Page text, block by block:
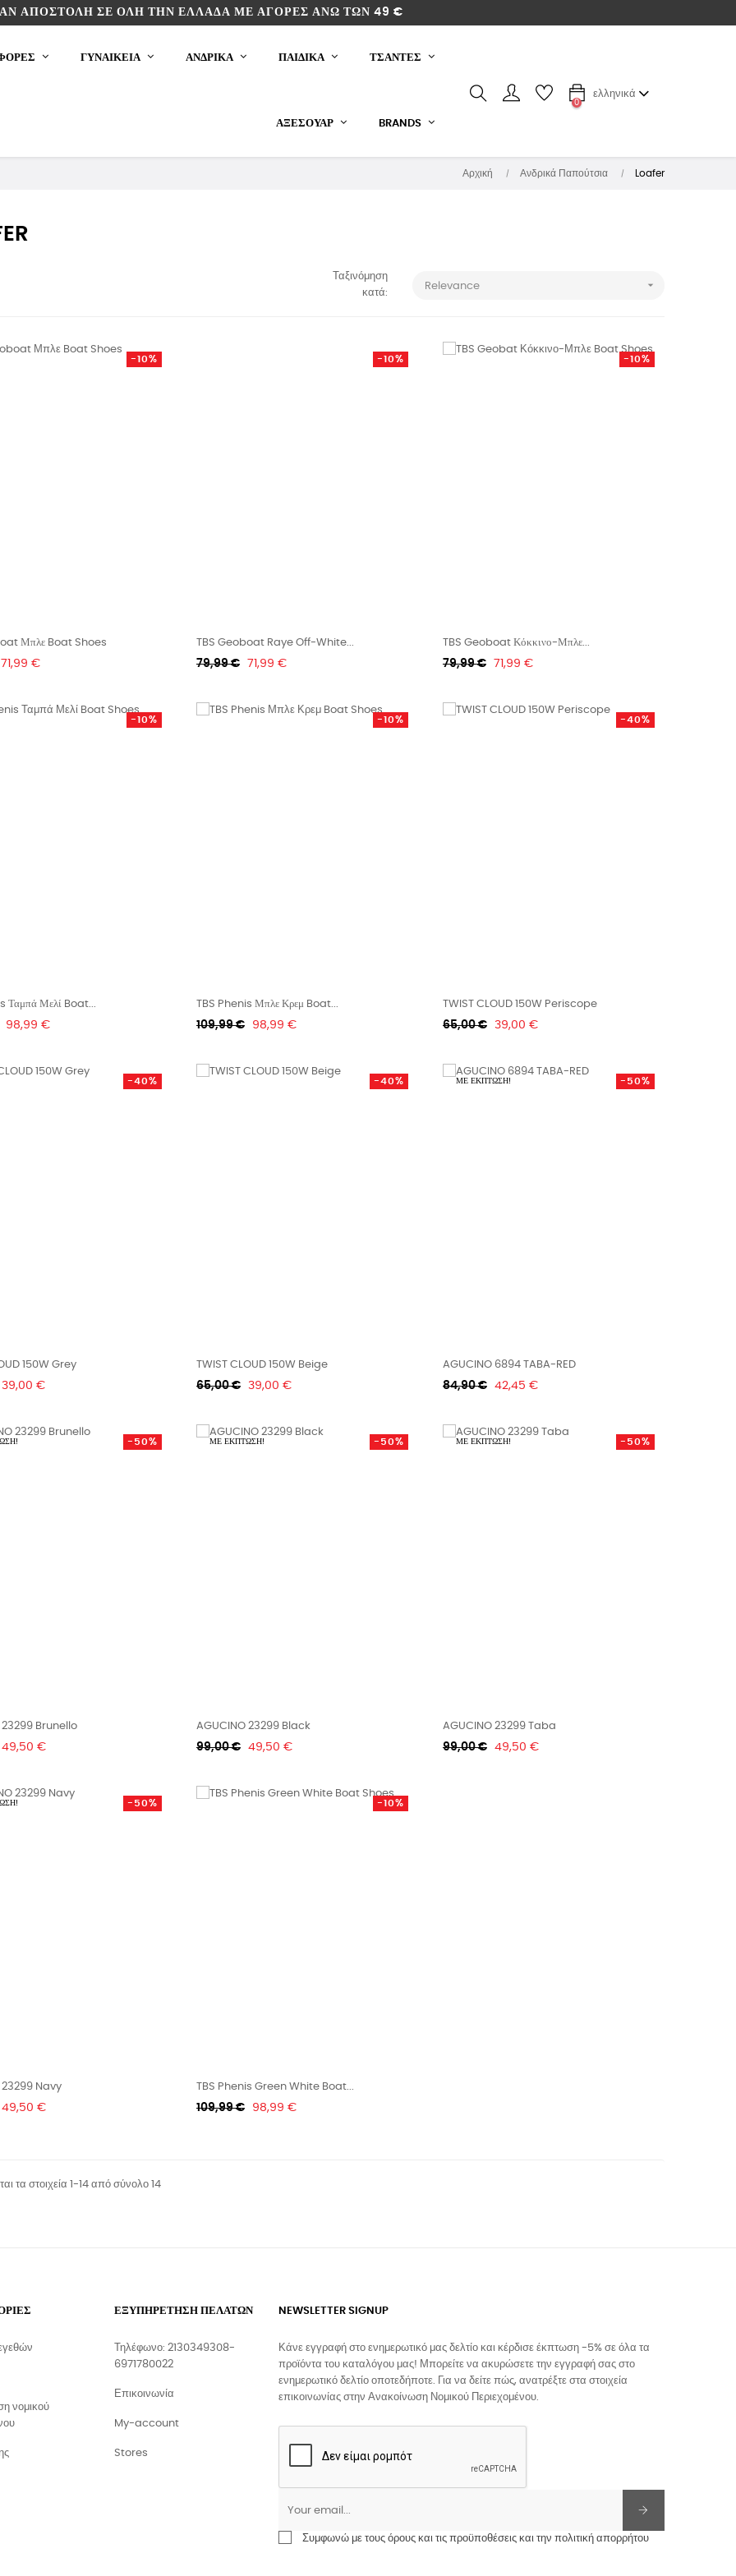
ΑΠΟΣΤΟΛΉ ΣΕ ΌΛΗ ΤΗΝ ΕΛΛΆΔΑ ΜΕ ΑΓΟΡΈΣ ΆΝΩ ΤΩΝ 49 €
ΓΥΝΑΙΚΕΙΑ ΑΝΔΡΙΚΑ ΠΑΙΔΙΚΆ ΤΣΑΝΤΕΣ
ΑΞΕΣΟΥΆΡ BRANDS
0
ελληνικά
Αρχική Ανδρικά Παπούτσια Loafer
Ταξινόμηση
κατά:
Relevance 
Μπλε Boat Shoes
-10%
Τιμή
71,99 €
TBS Geoboat Raye Off-White...
Κανονική
79,99 €
-10%
Τιμή
71,99 €
TBS Geoboat Κόκκινο-Μπλε...
Κανονική
79,99 €
-10%
Τιμή
71,99 €
Ταμπά Μελί Boat...
-10%
Τιμή
98,99 €
TBS Phenis Μπλε Κρεμ Boat...
Κανονική
109,99 €
-10%
Τιμή
98,99 €
TWIST CLOUD 150W Periscope
Κανονική
65,00 €
-40%
Τιμή
39,00 €
150W Grey
-40%
Τιμή
39,00 €
TWIST CLOUD 150W Beige
Κανονική
65,00 €
-40%
Τιμή
39,00 €
ΜΕ ΈΚΠΤΩΣΗ!
AGUCINO 6894 TABA-RED
Κανονική
84,90 €
-50%
Τιμή
42,45 €
23299 Brunello
-50%
Τιμή
49,50 €
ΜΕ ΈΚΠΤΩΣΗ!
AGUCINO 23299 Black
Κανονική
99,00 €
-50%
Τιμή
49,50 €
ΜΕ ΈΚΠΤΩΣΗ!
AGUCINO 23299 Taba
Κανονική
99,00 €
-50%
Τιμή
49,50 €
23299 Navy
-50%
Τιμή
49,50 €
TBS Phenis Green White Boat...
Κανονική
109,99 €
-10%
Τιμή
98,99 €
τα στοιχεία 1-14 από σύνολο 14
νομικού
ΕΞΥΠΗΡΕΤΗΣΗ ΠΕΛΑΤΩΝ
Τηλέφωνο: 2130349308-
6971780022
Επικοινωνία
My-account
Stores
NEWSLETTER SIGNUP
Κάνε εγγραφή στο ενημερωτικό μας δελτίο και κέρδισε έκπτωση -5% σε όλα τα
προϊόντα του καταλόγου μας! Μπορείτε να ακυρώσετε την εγγραφή σας στο
ενημερωτικό δελτίο οποτεδήποτε. Για να δείτε πώς, ανατρέξτε στα στοιχεία
επικοινωνίας στην Ανακοίνωση Νομικού Περιεχομένου.
Συμφωνώ με τους όρους και τις προϋποθέσεις και την πολιτική απορρήτου